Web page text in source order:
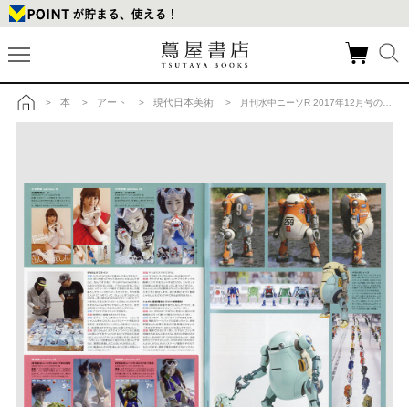
トップ
> 本 > アート > 現代日本美術 > 月刊水中ニーソR 2017年12月号の商品詳細